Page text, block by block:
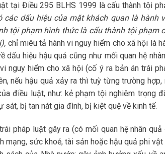
tại Điều 295 BLHS 1999 là cấu thành tội
các dấu hiệu của mặt khách quan là hành
tội phạm hình thức là cấu thành tội phạm
chỉ miêu tả hành vi nguy hiểm cho xã hội là
dấu hiệu hậu quả cũng như mối quan hệ
nguy hiểm cho xã hội (cố ý ra bản án trái
nếu hậu quả xảy ra thì tuỳ từng trường
điều luật, như: kẻ phạm tội nghiêm trọng
bị tan nát gia đình, bị kiệt quệ về kinh tế.
pháp luật gây ra (có mối quan hệ nhân
mạng, sức khoẻ, tài sản hoặc hậu quả phi